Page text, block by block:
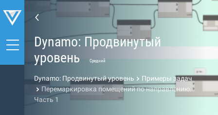
Dynamo: Продвинутый
уровень
Средний
Dynamo: Продвинутый уровень
Примеры задач
Перемаркировка помещений по направлению.
Часть 1